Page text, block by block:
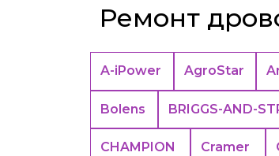
Ремонт
A-iPower AgroStar
Bolens BRIGGS-AND-
CHAMPION Cramer